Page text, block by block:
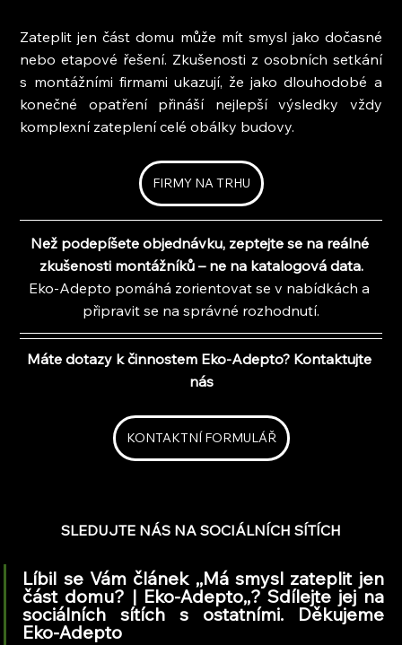
Zateplit jen část domu může mít smysl jako dočasné
nebo etapové řešení. Zkušenosti z osobních setkání
s montážními firmami ukazují, že jako dlouhodobé a
konečné opatření přináší nejlepší výsledky vždy
komplexní zateplení celé obálky budovy.
FIRMY NA TRHU
Než podepíšete objednávku, zeptejte se na reálné
zkušenosti montážníků – ne na katalogová data.
Eko-Adepto pomáhá zorientovat se v nabídkách a
připravit se na správné rozhodnutí.
Máte dotazy k činnostem Eko-Adepto? Kontaktujte
nás
KONTAKTNÍ FORMULÁŘ
SLEDUJTE NÁS NA SOCIÁLNÍCH SÍTÍCH
Líbil se Vám článek ,,Má smysl zateplit jen
část domu? | Eko-Adepto,,? Sdílejte jej na
sociálních sítích s ostatními. Děkujeme
Eko-Adepto